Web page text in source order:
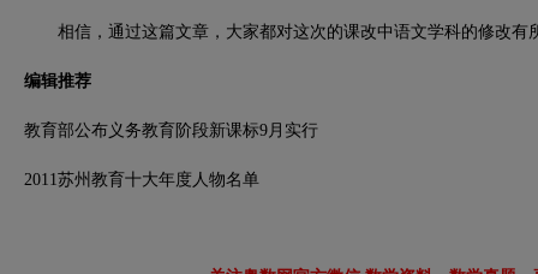
相信，通过这篇文章，大家都对这次的课改中语文学科的修改有
编辑推荐
教育部公布义务教育阶段新课标9月实行
2011苏州教育十大年度人物名单